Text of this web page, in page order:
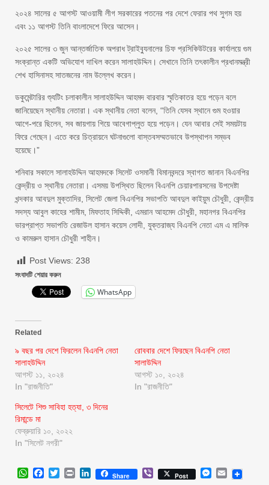
২০২৪ সালের ৫ আগস্ট আওয়ামী লীগ সরকারের পতনের পর দেশে ফেরার পথ সুগম হয়
এবং ১১ আগস্ট তিনি বাংলাদেশে ফিরে আসেন।
২০২৫ সালের ৩ জুন আন্তর্জাতিক অপরাধ ট্রাইব্যুনালের চিফ প্রসিকিউটরের কার্যালয়ে গুম
সংক্রান্ত একটি অভিযোগ দাখিল করেন সালাহউদ্দিন। সেখানে তিনি তৎকালীন প্রধানমন্ত্রী
শেখ হাসিনাসহ সাতজনের নাম উল্লেখ করেন।
ডকুমেন্টারির শ্যুটিং চলাকালীন সালাহউদ্দিন আহমদ বারবার স্মৃতিকাতর হয়ে পড়েন বলে
জানিয়েছেন স্থানীয় নেতারা। এক স্থানীয় নেতা বলেন, “তিনি যেসব স্থানে গুম হওয়ার
আগে-পরে ছিলেন, সব জায়গায় গিয়ে আবেগাপ্লুত হয়ে পড়েন। যেন আবার সেই সময়টায়
ফিরে গেছেন। এতে করে চিত্রায়নে ঘটনাগুলো বাস্তবসম্মতভাবে উপস্থাপন সম্ভব
হয়েছে।”
শনিবার সকালে সালাহউদ্দিন আহমদকে সিলেট ওসমানী বিমানবন্দরে স্বাগত জানান বিএনপির
কেন্দ্রীয় ও স্থানীয় নেতারা। এসময় উপস্থিত ছিলেন বিএনপি চেয়ারপারসনের উপদেষ্টা
খন্দকার আবদুল মুক্তাদির, সিলেট জেলা বিএনপির সভাপতি আবদুল কাইয়ুম চৌধুরী, কেন্দ্রীয়
সদস্য আবুল কাহের শামীম, মিফতাহ সিদ্দিকী, এমরান আহমেদ চৌধুরী, মহানগর বিএনপির
ভারপ্রাপ্ত সভাপতি রেজাউল হাসান কয়েস লোদী, যুক্তরাজ্য বিএনপি নেতা এম এ মালিক
ও কামরুল হাসান চৌধুরী শাহীন।
Post Views: 238
সংবাদটি শেয়ার করুন
WhatsApp
Related
৯ বছর পর দেশে ফিরলেন বিএনপি নেতা
সালাহউদ্দিন
আগস্ট ১১, ২০২৪
In "রাজনীতি"
রোববার দেশে ফিরছেন বিএনপি নেতা
সালাউদ্দিন
আগস্ট ১০, ২০২৪
In "রাজনীতি"
সিলেটে শিশু সাবিহা হত্যা, ৩ দিনের
রিমান্ডে মা
ফেব্রুয়ারি ১০, ২০২২
In "সিলেট নগরী"
WhatsApp
Facebook
Twitter
Print LinkedIn
Share ViberPost Messenger
Email